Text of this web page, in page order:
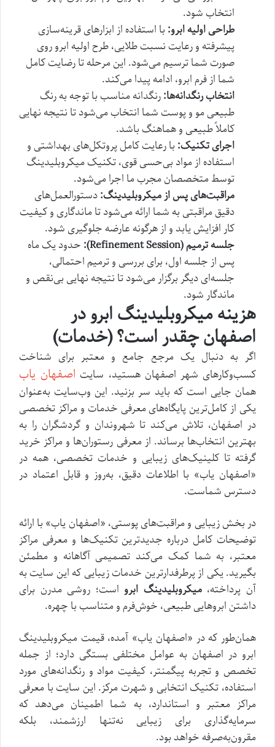
انتخاب شود.
طراحی اولیه ابرو: با استفاده از ابزارهای قرینه‌سازی
پیشرفته و رعایت نسبت طلایی، طرح اولیه ابرو روی
صورت شما ترسیم می‌شود. این مرحله تا رضایت کامل
شما از فرم ابرو، ادامه پیدا می‌کند.
انتخاب رنگدانه‌ها:رنگدانه مناسب با توجه به رنگ
طبیعی مو و پوست شما انتخاب می‌شود تا نتیجه نهایی
کاملاً طبیعی و هماهنگ باشد.
اجرای تکنیک: با رعایت کامل پروتکل‌های بهداشتی و
استفاده از مواد بی‌حسی قوی، تکنیک میکروبلیدینگ
توسط متخصصان مجرب ما اجرا می‌شود.
مراقبت‌های پس از میکروبلیدینگ:دستورالعمل‌های
دقیق مراقبتی به شما ارائه می‌شود تا ماندگاری و کیفیت
کار افزایش یابد و از هرگونه عارضه جلوگیری شود.
جلسه ترمیم (Refinement Session):
حدود یک ماه
پس از جلسه اول، برای بررسی و ترمیم احتمالی،
جلسه‌ای دیگر برگزار می‌شود تا نتیجه نهایی بی‌نقص و
ماندگار شود.
هزینه میکروبلیدینگ ابرو در
اصفهان چقدر است؟ (خدمات)
اگر به دنبال یک مرجع جامع و معتبر برای شناخت
کسب‌وکارهای شهر اصفهان هستید، سایت اصفهان یاب
همان جایی است که باید سر بزنید. این وب‌سایت به‌عنوان
یکی از کامل‌ترین پایگاه‌های معرفی خدمات و مراکز تخصصی
در اصفهان، تلاش می‌کند تا شهروندان و گردشگران را به
بهترین انتخاب‌ها برساند. از معرفی رستوران‌ها و مراکز خرید
گرفته تا کلینیک‌های زیبایی و خدمات تخصصی، همه در
«اصفهان یاب» با اطلاعات دقیق، به‌روز و قابل اعتماد در
دسترس شماست.
در بخش زیبایی و مراقبت‌های پوستی، «اصفهان یاب» با ارائه
توضیحات کامل درباره جدیدترین تکنیک‌ها و معرفی مراکز
معتبر، به شما کمک می‌کند تصمیمی آگاهانه و مطمئن
بگیرید. یکی از پرطرفدارترین خدمات زیبایی که این سایت به
آن پرداخته،میکروبلیدینگ ابرو است؛ روشی مدرن برای
داشتن ابروهایی طبیعی، خوش‌فرم و متناسب با چهره.
همان‌طور که در «اصفهان یاب» آمده، قیمت میکروبلیدینگ
ابرو در اصفهان به عوامل مختلفی بستگی دارد؛ از جمله
تخصص و تجربه پیگمنتر، کیفیت مواد و رنگدانه‌های مورد
استفاده، تکنیک انتخابی و شهرت مرکز. این سایت با معرفی
مراکز معتبر و استاندارد، به شما اطمینان می‌دهد که
سرمایه‌گذاری برای زیبایی نه‌تنها ارزشمند، بلکه
مقرون‌به‌صرفه خواهد بود.